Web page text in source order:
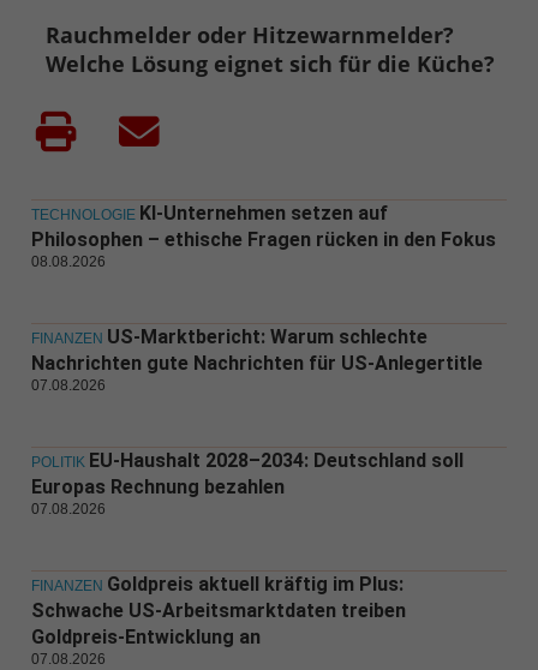
Rauchmelder oder Hitzewarnmelder?
Welche Lösung eignet sich für die Küche?
TECHNOLOGIE KI-Unternehmen setzen auf
Philosophen – ethische Fragen rücken in den Fokus
08.08.2026
FINANZEN US-Marktbericht: Warum schlechte
Nachrichten gute Nachrichten für US-Anlegertitle
07.08.2026
POLITIK EU-Haushalt 2028–2034: Deutschland soll
Europas Rechnung bezahlen
07.08.2026
FINANZEN Goldpreis aktuell kräftig im Plus:
Schwache US-Arbeitsmarktdaten treiben
Goldpreis-Entwicklung an
07.08.2026